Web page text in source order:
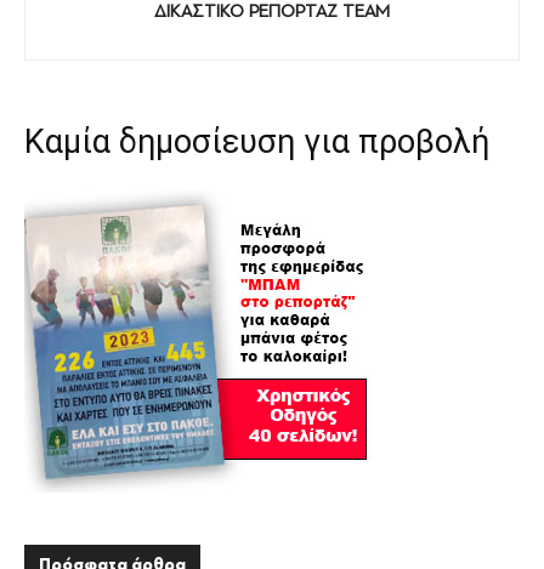
ΔΙΚΑΣΤΙΚΟ ΡΕΠΟΡΤΑΖ TEAM
Καμία δημοσίευση για προβολή